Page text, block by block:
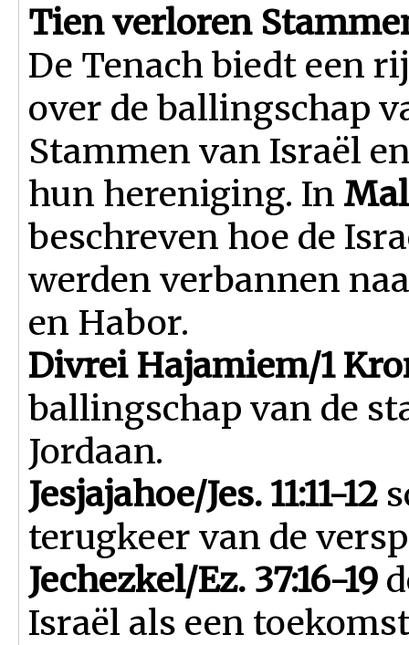
Tien verloren
De Tenach biedt een
over de ballingschap
Stammen van Israël
hun hereniging. In
beschreven hoe de
werden verbannen
en Habor.
Divrei Hajamiem/1
ballingschap van de
Jordaan.
Jesjajahoe/Jes. 11:11-12
terugkeer van de
Jechezkel/Ez. 37:16-19
Israël als een